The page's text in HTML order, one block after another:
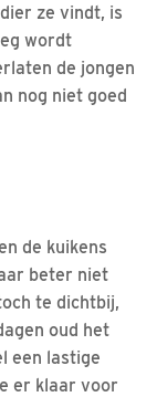
ze vindt, is
wordt
de jongen
nog niet goed
de kuikens
beter niet
te dichtbij,
oud het
een lastige
er klaar voor